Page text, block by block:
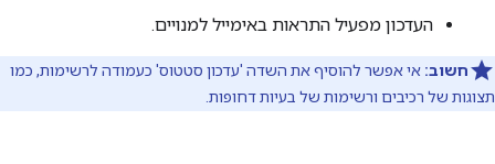
העדכון מפעיל התראות באימייל למנויים.
חשוב: אי אפשר להוסיף את השדה 'עדכון סטטוס' כעמודה לרשימות, כמו
תצוגות של רכיבים ורשימות של בעיות דחופות.